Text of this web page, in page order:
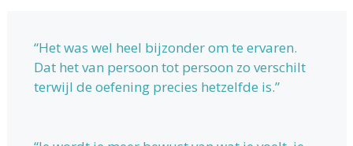
“Het was wel heel bijzonder om te ervaren.
Dat het van persoon tot persoon zo verschilt
terwijl de oefening precies hetzelfde is.”